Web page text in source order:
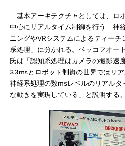
基本アーキテクチャとしては、ロ
中心にリアルタイム制御を行う「神
ニングやVRシステムによるティーチ
系処理」に分かれる。ベッコフオー
氏は「認知系処理はカメラの撮影速
33msとロボット制御の世界ではリア
神経系処理の数msレベルのリアル
な動きを実現している」と説明する。